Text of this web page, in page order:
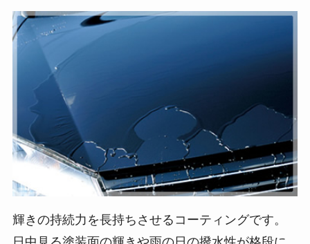
輝きの持続力を長持ちさせるコーティングです。